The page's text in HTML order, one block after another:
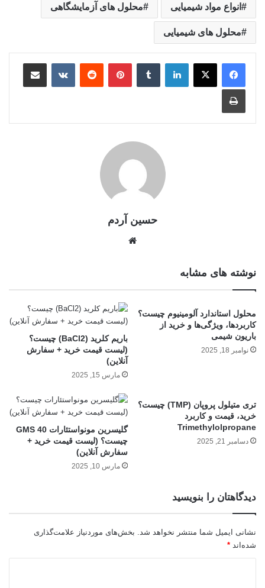
انواع مواد شیمیایی محلول های آزمایشگاهی
محلول های شیمیایی
حسین آردم
نوشته های مشابه
محلول استاندارد آلومینیوم چیست؟
کاربردها، ویژگی‌ها و خرید از
باریون شیمی
نوامبر 18, 2025
باریم کلرید (BaCl2) چیست؟
(لیست قیمت خرید + سفارش
آنلاین)
مارس 15, 2025
تری متیلول پروپان (TMP) چیست؟
خرید، قیمت و کاربرد
Trimethylolpropane
دسامبر 21, 2025
گلیسرین مونواستئارات GMS 40
چیست؟ (لیست قیمت خرید +
سفارش آنلاین)
مارس 10, 2025
دیدگاهتان را بنویسید
نشانی ایمیل شما منتشر نخواهد شد.
بخش‌های موردنیاز علامت‌گذاری
شده‌اند *